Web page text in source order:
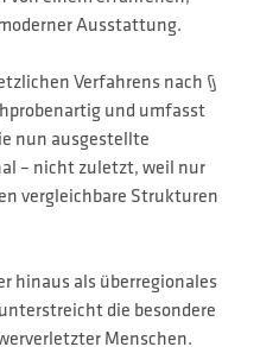
Ausstattung.
Verfahrens nach §
und umfasst
nun ausgestellte
– nicht zuletzt, weil nur
vergleichbare Strukturen
hinaus als überregionales
die besondere
Menschen.